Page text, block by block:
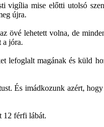
vigília mise előtti utolsó
újra.
övé lehetett volna, de
a jóra.
lefoglalt magának és küld
És imádkozunk azért,
12 férfi lábát.